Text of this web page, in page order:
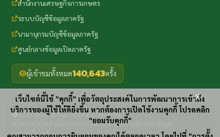
สำนักงานเศรษฐกิจการเกษตร
ระบบบัญชีข้อมูลภาครัฐ
นามานุกรมบัญชีข้อมูลภาครัฐ
ศูนย์กลางข้อมูลเปิดภาครัฐ
ผู้เข้าชมทั้งหมด140,643ครั้ง
2025 Office of Agricultural Economics
นโยบายความปลอดภัย·นโยบายคุ้มครองข้อมูล
แผนผังเว็บไซต์
เว็บไซต์นี้ใช้ "คุกกี้" เพื่อวัตถุประสงค์ในการพัฒนาการเข้าถึง
บริการของผู้ใช้ให้ดียิ่งขึ้น หากต้องการเปิดใช้งานคุกกี้ โปรดคลิก
"ยอมรับคุกกี้"
x